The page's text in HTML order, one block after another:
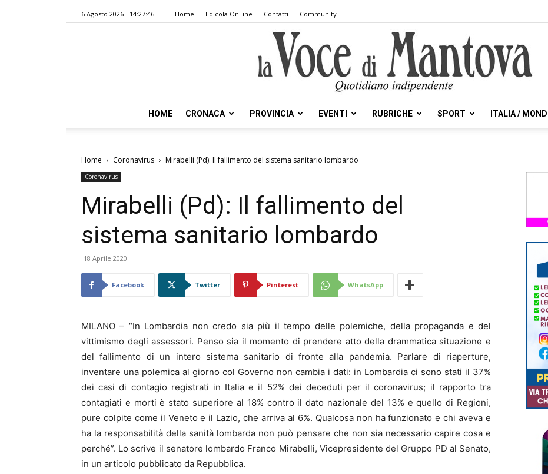
6 Agosto 2026 - 14:27:46 Home Edicola OnLine Contatti Community
Voce
Mantova
HOME CRONACA PROVINCIA EVENTI RUBRICHE SPORT ITALIA /
Home Coronavirus Mirabelli (Pd): Il fallimento del sistema sanitario lombardo
Coronavirus
Mirabelli (Pd): Il fallimento del
sistema sanitario lombardo
18 Aprile 2020
Facebook Twitter Pinterest WhatsApp
MILANO – “In Lombardia non credo sia più il tempo delle polemiche, della propaganda e del
vittimismo degli assessori. Penso sia il momento di prendere atto della drammatica situazione e
del fallimento di un intero sistema sanitario di fronte alla pandemia. Parlare di riaperture,
inventare una polemica al giorno col Governo non cambia i dati: in Lombardia ci sono stati il 37%
dei casi di contagio registrati in Italia e il 52% dei deceduti per il coronavirus; il rapporto tra
contagiati e morti è stato superiore al 18% contro il dato nazionale del 13% e quello di Regioni,
pure colpite come il Veneto e il Lazio, che arriva al 6%. Qualcosa non ha funzionato e chi aveva e
ha la responsabilità della sanità lombarda non può pensare che non sia necessario capire cosa e
perché”. Lo scrive il senatore lombardo Franco Mirabelli, Vicepresidente del Gruppo PD al Senato,
in un articolo pubblicato da Repubblica.